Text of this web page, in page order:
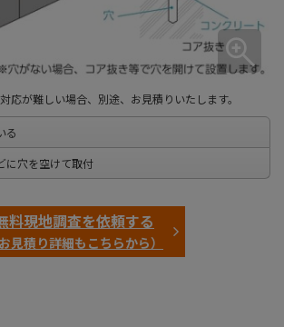
応が難しい場合、別途、お見積りいたします。
る
に穴を空けて取付
料現地調査を依頼する
お見積り詳細もこちらから）